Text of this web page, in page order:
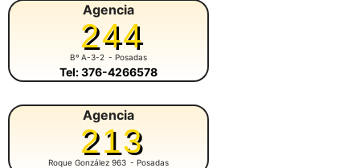
Agencia
244
Bº A-3-2 - Posadas
Tel: 376-4266578
Agencia
213
Roque González 963 - Posadas